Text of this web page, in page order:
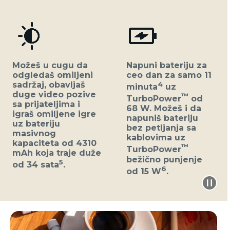
Možeš u cugu da
odgledaš omiljeni
sadržaj, obavljaš
duge video pozive
sa prijateljima i
igraš omiljene igre
uz bateriju
masivnog
kapaciteta od 4310
mAh koja traje duže
od 34 sata5.
Napuni bateriju za
ceo dan za samo 11
minuta4uz
TurboPower™ od
68 W. Možeš i da
napuniš bateriju
bez petljanja sa
kablovima uz
TurboPower™
bežično punjenje
od 15 W6.